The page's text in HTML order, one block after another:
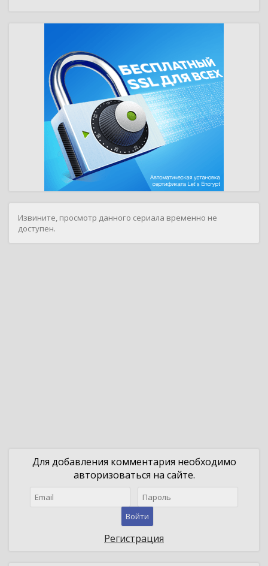
Извините, просмотр данного сериала временно не
доступен.
Для добавления комментария необходимо
авторизоваться на сайте.
Войти
Регистрация